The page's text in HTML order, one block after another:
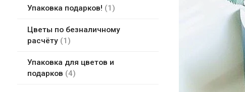
Упаковка подарков! 1
Цветы по безналичному
расчёту
1
Упаковка для цветов и
подарков
4